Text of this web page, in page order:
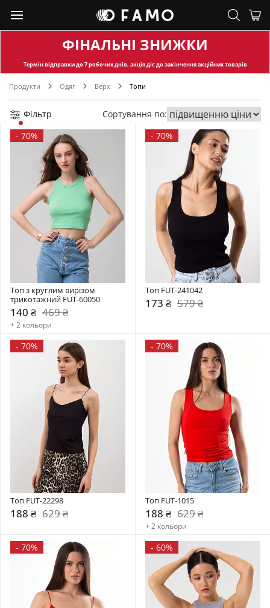
ФІНАЛЬНІ ЗНИЖКИ
Термін відправкидо 7 робочих днів, акція діє до закінчення акційних товарів
Продукти Одяг Верх Топи
Фільтр
Сортування по:
- 70%
Топ з круглим вирізом
трикотажний FUT-60050
140 ₴ 469 ₴
+ 2 кольори
- 70%
Топ FUT-241042
173 ₴ 579 ₴
- 70%
Топ FUT-22298
188 ₴ 629 ₴
- 70%
Топ FUT-1015
188 ₴ 629 ₴
+ 2 кольори
- 70% - 60%